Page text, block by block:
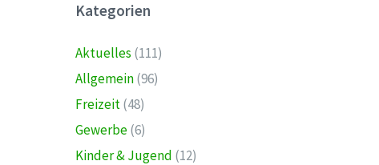
Kategorien
Aktuelles (111)
Allgemein(96)
Freizeit(48)
Gewerbe(6)
Kinder & Jugend (12)